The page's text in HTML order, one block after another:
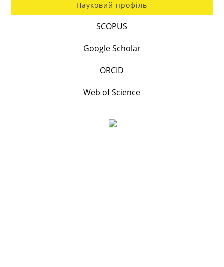
Науковий профіль
SCOPUS
Google Scholar
ORCID
Web of Science